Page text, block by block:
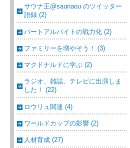
サウナ王@saunaou のツイッター
語録 (2)
パートアルバイトの戦力化 (2)
ファミリーを増やそう！ (3)
マクドナルドに学ぶ (2)
ラジオ、雑誌、テレビに出演しま
した！ (22)
ロウリュ関連 (4)
ワールドカップの影響 (2)
人材育成 (27)